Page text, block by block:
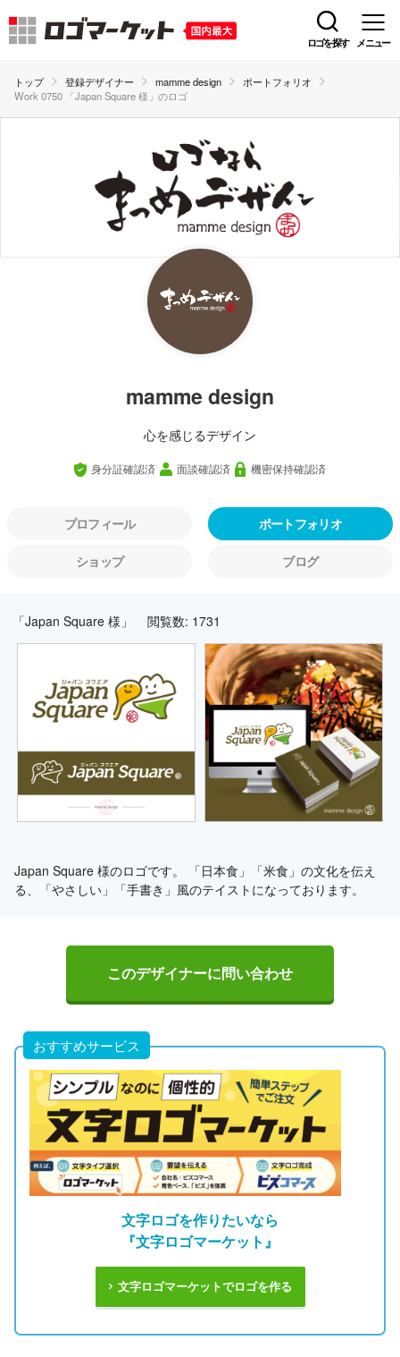
ロゴを探す メニュー
トップ 登録デザイナー mamme design
ポートフォリオ
Work 0750 「Japan Square 様」のロゴ
mamme design
心を感じるデザイン
身分証確認済 面談確認済 機密保持確認済
プロフィール ポートフォリオ
ショップ ブログ
「Japan Square 様」 閲覧数: 1731
Japan Square 様のロゴです。 「日本食」「米食」の文化を伝え
る、「やさしい」「手書き」風のテイストになっております。
このデザイナーに問い合わせ
おすすめサービス
文字ロゴを作りたいなら
『文字ロゴマーケット』
文字ロゴマーケットでロゴを作る